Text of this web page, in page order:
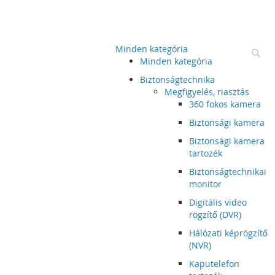
Minden kategória
Minden kategória
Biztonságtechnika
Megfigyelés, riasztás
360 fokos kamera
Biztonsági kamera
Biztonsági kamera
tartozék
Biztonságtechnikai
monitor
Digitális video
rögzítő (DVR)
Hálózati képrögzítő
(NVR)
Kaputelefon